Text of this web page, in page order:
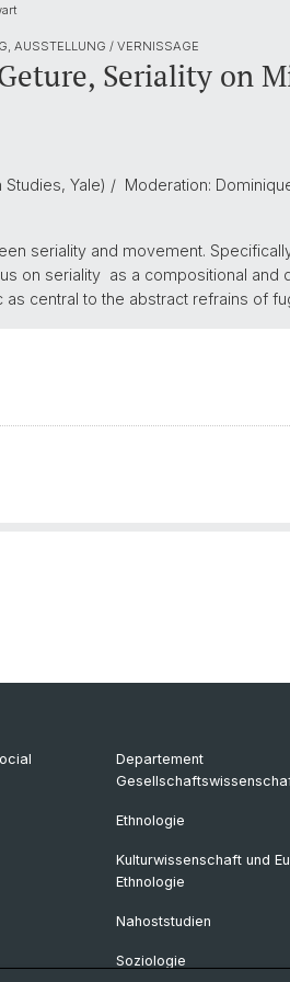
AUSSTELLUNG / VERNISSAGE
Seriality on
Yale) / Moderation:
seriality and movement.
on seriality as a compositional
central to the abstract refrains of
Departement
Ethnologie
Kulturwissenschaft und
Ethnologie
Nahoststudien
Soziologie